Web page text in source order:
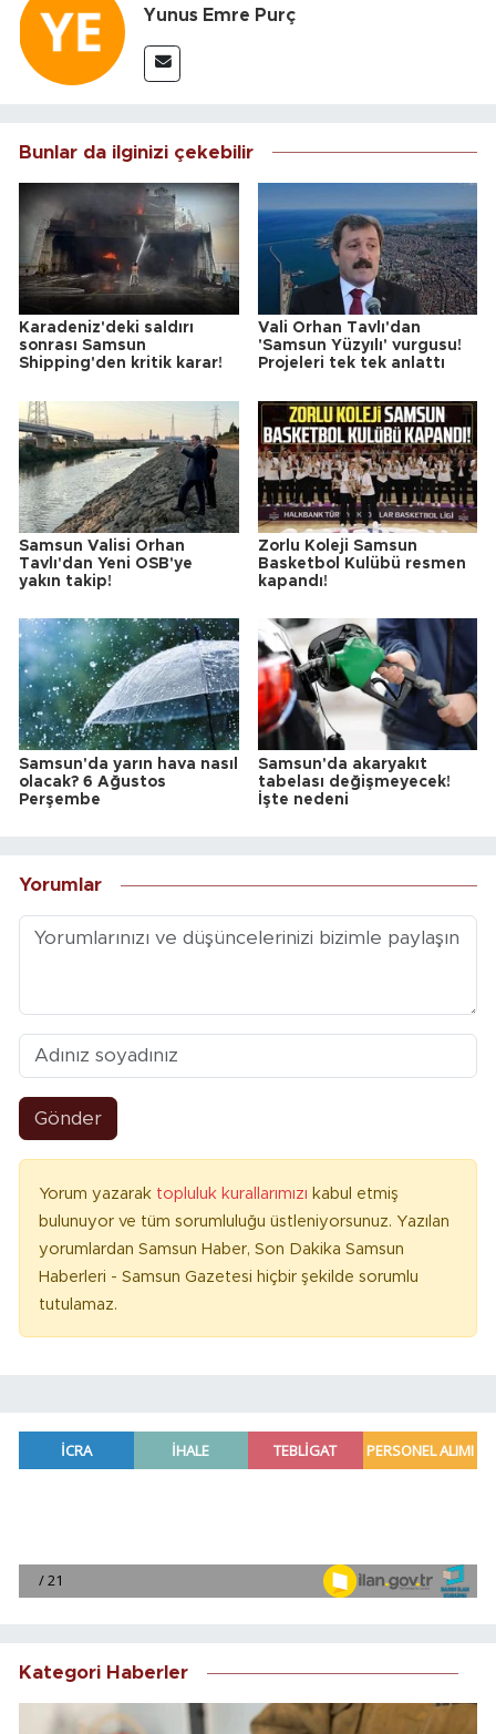
Yunus Emre Purç
Bunlar da ilginizi çekebilir
Karadeniz'deki saldırı
sonrası Samsun
Shipping'den kritik karar!
Vali Orhan Tavlı'dan
'Samsun Yüzyılı' vurgusu!
Projeleri tek tek anlattı
Samsun Valisi Orhan
Tavlı'dan Yeni OSB'ye
yakın takip!
Zorlu Koleji Samsun
Basketbol Kulübü resmen
kapandı!
Samsun'da yarın hava nasıl
olacak? 6 Ağustos
Perşembe
Samsun'da akaryakıt
tabelası değişmeyecek!
İşte nedeni
Yorumlar
Gönder
Yorum yazarak topluluk kurallarımızı kabul etmiş
bulunuyor ve tüm sorumluluğu üstleniyorsunuz. Yazılan
yorumlardan Samsun Haber, Son Dakika Samsun
Haberleri - Samsun Gazetesi hiçbir şekilde sorumlu
tutulamaz.
Kategori Haberler